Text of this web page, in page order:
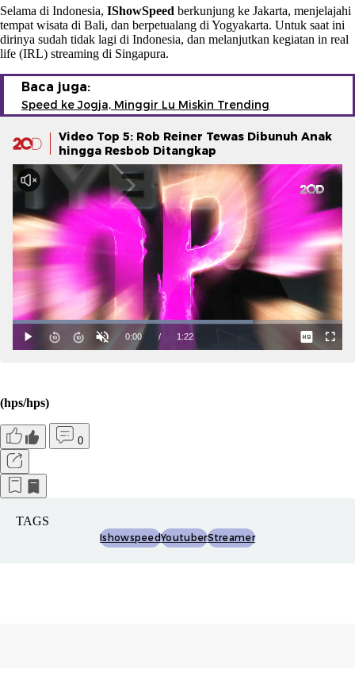
Selama di Indonesia, IShowSpeed berkunjung ke Jakarta, menjelajahi
tempat wisata di Bali, dan berpetualang di Yogyakarta. Untuk saat ini
dirinya sudah tidak lagi di Indonesia, dan melanjutkan kegiatan in real
life (IRL) streaming di Singapura.
Baca juga:
Speed ke Jogja, Minggir Lu Miskin Trending
Video Top 5: Rob Reiner Tewas Dibunuh Anak
hingga Resbob Ditangkap
(hps/hps)
0
TAGS
IshowspeedYoutuberStreamer